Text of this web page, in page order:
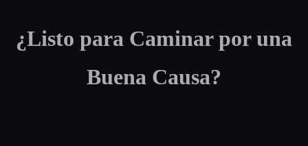
¿Listo para Caminar por una
Buena Causa?